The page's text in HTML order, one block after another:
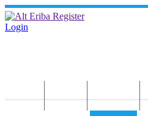
Login